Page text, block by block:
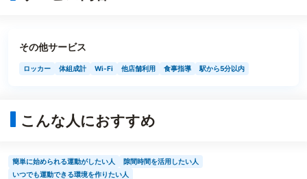
その他サービス
ロッカー 体組成計 Wi-Fi 他店舗利用 食事指導 駅から5分以内
こんな人におすすめ
簡単に始められる運動がしたい人
隙間時間を活用したい人
いつでも運動できる環境を作りたい人